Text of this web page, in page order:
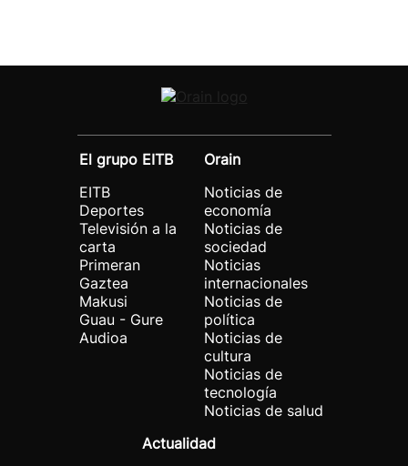
El grupo EITB
EITB
Deportes
Televisión a la
carta
Primeran
Gaztea
Makusi
Guau - Gure
Audioa
Orain
Noticias de
economía
Noticias de
sociedad
Noticias
internacionales
Noticias de
política
Noticias de
cultura
Noticias de
tecnología
Noticias de salud
Actualidad